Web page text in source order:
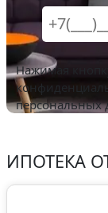
Нажимая
персональных
ИПОТЕКА